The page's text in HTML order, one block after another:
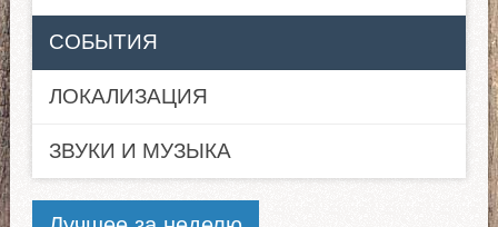
СОБЫТИЯ
ЛОКАЛИЗАЦИЯ
ЗВУКИ И МУЗЫКА